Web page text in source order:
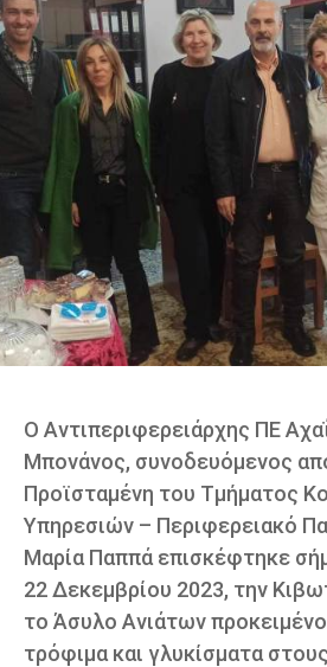
Ο Αντιπεριφερειάρχης ΠΕ
Μπονάνος, συνοδευόμενος
Προϊσταμένη του Τμήματος
Υπηρεσιών – Περιφερειακό
Μαρία Παππά επισκέφτηκε
22 Δεκεμβρίου 2023, την
το Άσυλο Ανιάτων
τρόφιμα και γλυκίσματα στους